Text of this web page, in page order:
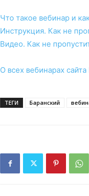
Что такое вебинар и
Инструкция. Как не
Видео. Как не
О всех вебинарах
ТЕГИ Баранский